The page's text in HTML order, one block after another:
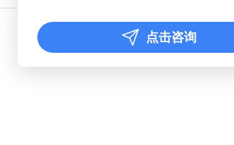
点击咨询